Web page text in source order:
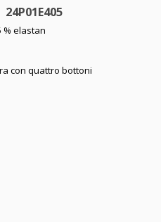
24P01E405
% elastan
con quattro bottoni